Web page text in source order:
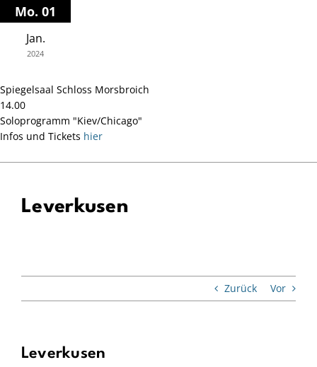
Zum
Inhalt
springen
Mo. 01
Jan.
2024
Spiegelsaal Schloss Morsbroich
14.00
Soloprogramm "Kiev/Chicago"
Infos und Tickets hier
Leverkusen
Zurück Vor
Leverkusen